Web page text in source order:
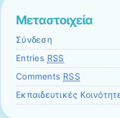
Μεταστοιχεία
Σύνδεση
Entries RSS
Comments RSS
Εκπαιδευτικές